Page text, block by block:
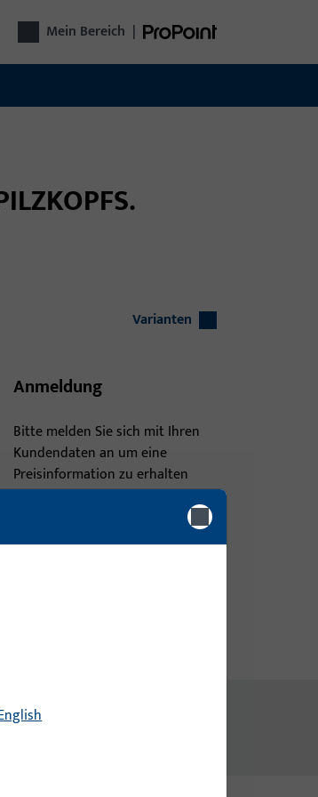
Mein Bereich |
Varianten
Anmeldung
Bitte melden Sie sich mit Ihren
Kundendaten an um eine
Preisinformation zu erhalten
oder Artikel zu bestellen
Login